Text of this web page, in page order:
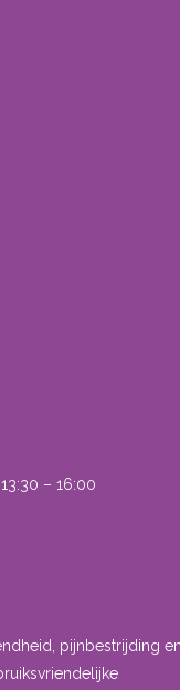
– 16:00
pijnbestrijding